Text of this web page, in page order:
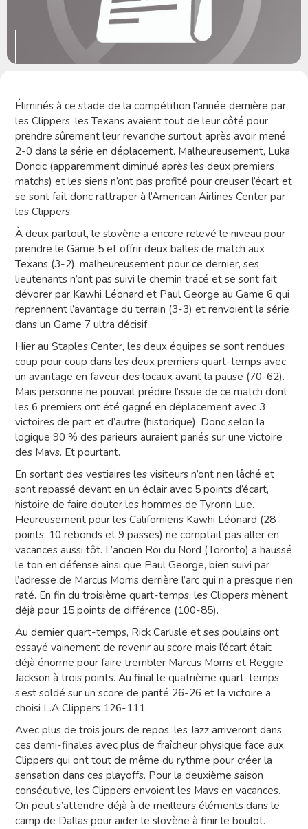
Éliminés à ce stade de la compétition l’année dernière par
les Clippers, les Texans avaient tout de leur côté pour
prendre sûrement leur revanche surtout après avoir mené
2-0 dans la série en déplacement. Malheureusement, Luka
Doncic (apparemment diminué après les deux premiers
matchs) et les siens n’ont pas profité pour creuser l’écart et
se sont fait donc rattraper à l’American Airlines Center par
les Clippers.
À deux partout, le slovène a encore relevé le niveau pour
prendre le Game 5 et offrir deux balles de match aux
Texans (3-2), malheureusement pour ce dernier, ses
lieutenants n’ont pas suivi le chemin tracé et se sont fait
dévorer par Kawhi Léonard et Paul George au Game 6 qui
reprennent l’avantage du terrain (3-3) et renvoient la série
dans un Game 7 ultra décisif.
Hier au Staples Center, les deux équipes se sont rendues
coup pour coup dans les deux premiers quart-temps avec
un avantage en faveur des locaux avant la pause (70-62).
Mais personne ne pouvait prédire l’issue de ce match dont
les 6 premiers ont été gagné en déplacement avec 3
victoires de part et d’autre (historique). Donc selon la
logique 90 % des parieurs auraient pariés sur une victoire
des Mavs. Et pourtant.
En sortant des vestiaires les visiteurs n’ont rien lâché et
sont repassé devant en un éclair avec 5 points d’écart,
histoire de faire douter les hommes de Tyronn Lue.
Heureusement pour les Californiens Kawhi Léonard (28
points, 10 rebonds et 9 passes) ne comptait pas aller en
vacances aussi tôt. L’ancien Roi du Nord (Toronto) a haussé
le ton en défense ainsi que Paul George, bien suivi par
l’adresse de Marcus Morris derrière l’arc qui n’a presque rien
raté. En fin du troisième quart-temps, les Clippers mènent
déjà pour 15 points de différence (100-85).
Au dernier quart-temps, Rick Carlisle et ses poulains ont
essayé vainement de revenir au score mais l’écart était
déjà énorme pour faire trembler Marcus Morris et Reggie
Jackson à trois points. Au final le quatrième quart-temps
s’est soldé sur un score de parité 26-26 et la victoire a
choisi L.A Clippers 126-111.
Avec plus de trois jours de repos, les Jazz arriveront dans
ces demi-finales avec plus de fraîcheur physique face aux
Clippers qui ont tout de même du rythme pour créer la
sensation dans ces playoffs. Pour la deuxième saison
consécutive, les Clippers envoient les Mavs en vacances.
On peut s’attendre déjà à de meilleurs éléments dans le
camp de Dallas pour aider le slovène à finir le boulot.